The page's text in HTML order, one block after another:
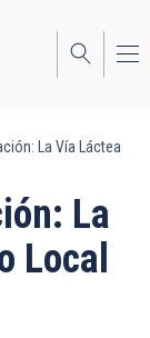
La Vía Láctea
La
Local